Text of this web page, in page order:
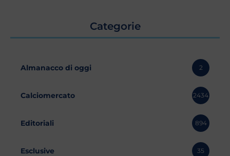
Categorie
Almanacco di oggi 2
Calciomercato 2434
Editoriali 894
Esclusive 35